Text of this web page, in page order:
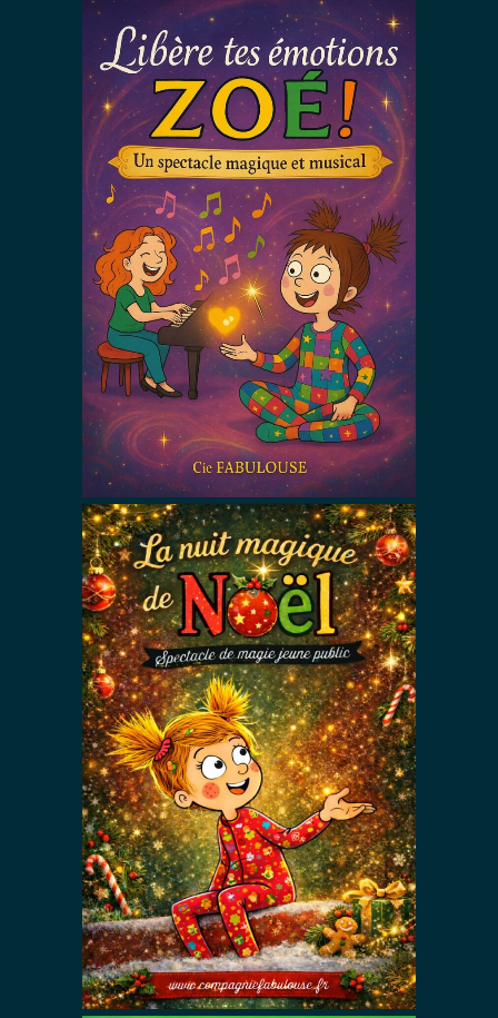
Libère tes
émotions Zoé
!
Spectacles De Magie Avec Zoé
La nuit
magique de
noël
Autres Spectacles De Magie
Spectacles De Magie Avec Zoé
Spectacles De Noël